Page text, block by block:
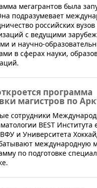
мегагрантов была
подразумевает
российских
с ведущими
и научно-
в сферах науки,
программа
магистров по
сотрудники
BEST Института
и Университета
международную
по подготовке